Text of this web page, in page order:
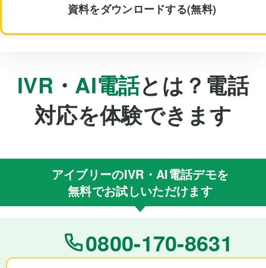
資料をダウンロードする(無料)
IVR ・ AI電話とは？電話
対応を体験できます
アイブリーのIVR・AI電話デモを
無料でお試しいただけます
0800-170-8631